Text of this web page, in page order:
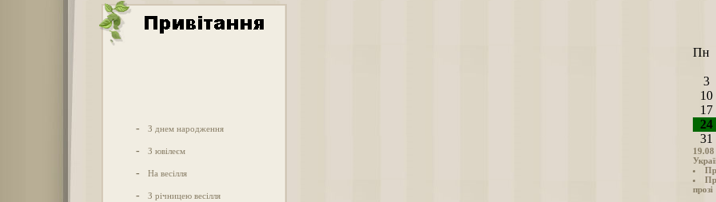
- З днем народження
- З ювілеєм
- На весілля
- З річницею весілля
Пн
3
10
17
24
31
прозі